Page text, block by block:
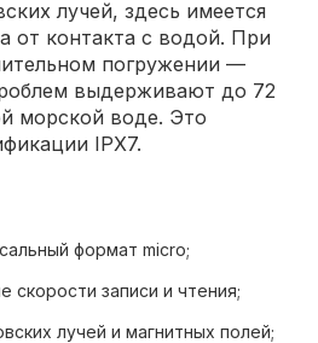
лучей, здесь имеется
от контакта с водой. При
погружении —
выдерживают до 72
морской воде. Это
IPX7.
формат micro;
скорости записи и чтения;
лучей и магнитных полей;